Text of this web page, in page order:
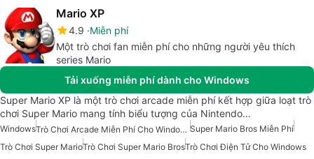
Mario XP
4.9 Miễn phí
Một trò chơi fan miễn phí cho những người yêu thích
series Mario
Tải xuống miễn phí dành cho Windows
Super Mario XP là một trò chơi arcade miễn phí kết hợp giữa loạt trò
chơi Super Mario mang tính biểu tượng của Nintendo…
Windows Trò Chơi Arcade Miễn Phí Cho Windows Super Mario Bros Miễn Phí
Trò Chơi Super MarioTrò Chơi Super Mario BrosTrò Chơi Điện Tử Cho Windows